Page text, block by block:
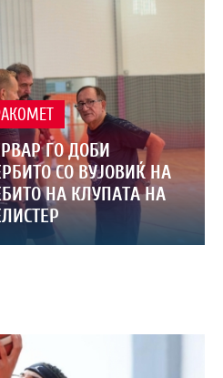
ГО ДОБИ
СО ВУЈОВИЌ НА
НА КЛУПАТА НА